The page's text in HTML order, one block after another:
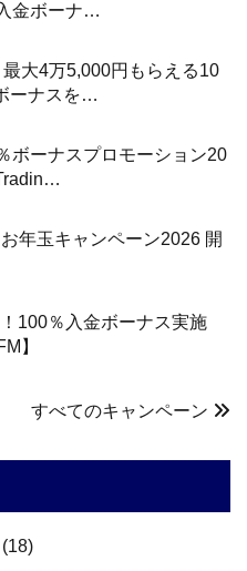
金ボーナ…
最大4万5,000円もらえる10
ーナスを…
ボーナスプロモーション20
年玉キャンペーン2026 開
100％入金ボーナス実施
】
すべてのキャンペーン
(18)